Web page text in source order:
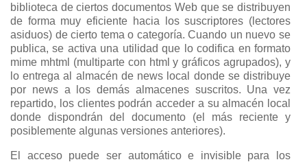
biblioteca de ciertos documentos Web que se distribuyen
de forma muy eficiente hacia los suscriptores (lectores
asiduos) de cierto tema o categoría. Cuando un nuevo se
publica, se activa una utilidad que lo codifica en formato
mime mhtml (multiparte con html y gráficos agrupados), y
lo entrega al almacén de news local donde se distribuye
por news a los demás almacenes suscritos. Una vez
repartido, los clientes podrán acceder a su almacén local
donde dispondrán del documento (el más reciente y
posiblemente algunas versiones anteriores).
El acceso puede ser automático e invisible para los